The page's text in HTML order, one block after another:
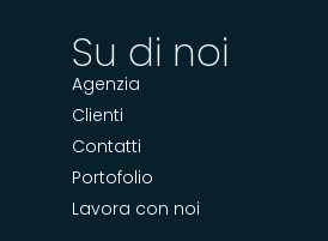
Su di noi
Agenzia
Clienti
Contatti
Portofolio
Lavora con noi